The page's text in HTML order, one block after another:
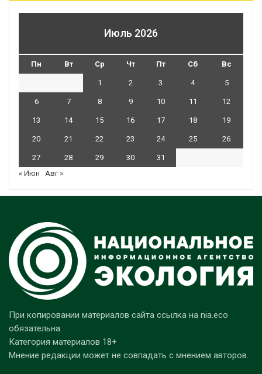
Июль 2026
Пн Вт Ср Чт Пт Сб Вс
1 2 3 4 5
6 7 8 9 10 11 12
13 14 15 16 17 18 19
20 21 22 23 24 25 26
27 28 29 30
31
« Июн
Авг »
При копировании материалов сайта ссылка на nia.eco
обязательна.
Категория материалов 18+
Мнение редакции может не совпадать с мнением авторов.